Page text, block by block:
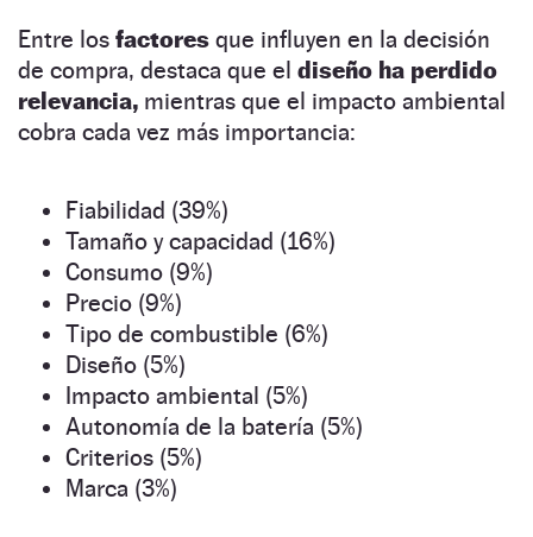
Entre los factores que influyen en la decisión
de compra, destaca que el diseño ha perdido
relevancia, mientras que el impacto ambiental
cobra cada vez más importancia:
Fiabilidad (39%)
Tamaño y capacidad (16%)
Consumo (9%)
Precio (9%)
Tipo de combustible (6%)
Diseño (5%)
Impacto ambiental (5%)
Autonomía de la batería (5%)
Criterios (5%)
Marca (3%)